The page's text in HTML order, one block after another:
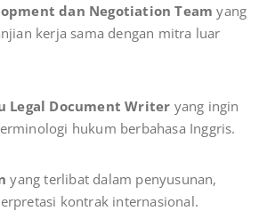
dan Negotiation Team yang
kerja sama dengan mitra luar
Legal Document Writer yang ingin
hukum berbahasa Inggris.
yang terlibat dalam penyusunan,
kontrak internasional.